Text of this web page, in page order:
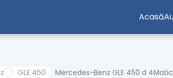
Acasă
GLE 450 Mercedes-Benz GLE 450 d